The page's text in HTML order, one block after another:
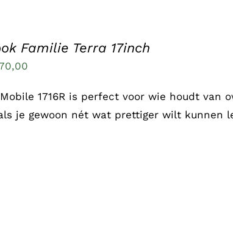
Familie Terra 17inch
Mobile 1716R is perfect voor wie houdt
je gewoon nét wat prettiger wilt kunnen